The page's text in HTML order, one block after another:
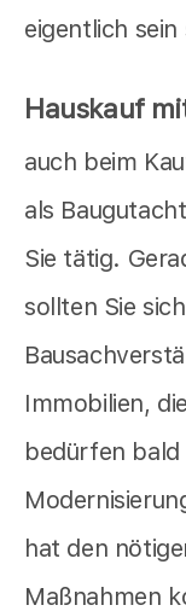
eigentlich sein
Hauskauf
auch beim
als
Sie tätig.
sollten Sie
Immobilien,
bedürfen bald
hat den
Maßnahmen